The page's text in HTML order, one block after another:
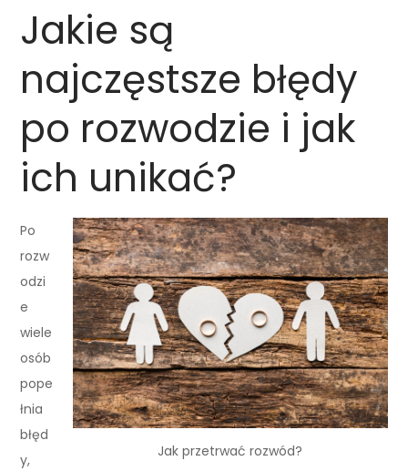
Jakie są
najczęstsze błędy
po rozwodzie i jak
ich unikać?
Jak przetrwać rozwód?
Po
rozw
odzi
e
wiele
osób
pope
łnia
błęd
y,